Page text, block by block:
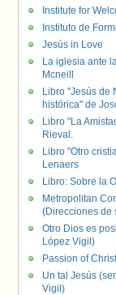
Institute for
Instituto de
Jesús in Love
La iglesia ante
Mcneill
Libro "Jesús de
histórica" de
Libro "La
Rieval.
Libro "Otro
Lenaers
Libro: Sobre la
Metropolitan
(Direcciones de
Otro Dios es
López Vigil)
Passion of
Un tal Jesús
Vigil)